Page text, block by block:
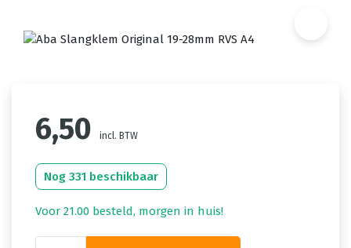
6,50 incl. BTW
Nog 331 beschikbaar
Voor 21.00 besteld, morgen in huis!